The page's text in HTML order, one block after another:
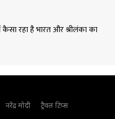
रहा है भारत और श्रीलंका का
नरेंद्र मोदी
ट्रैवल टिप्स